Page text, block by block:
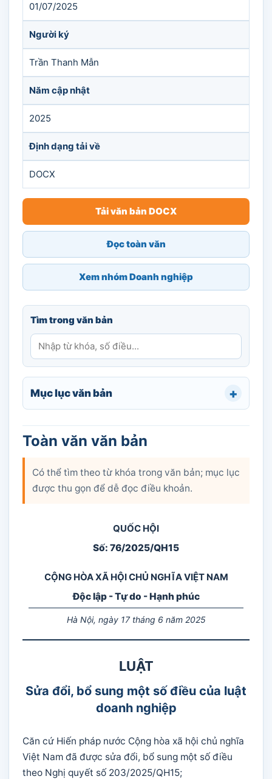
01/07/2025
Người ký
Trần Thanh Mẫn
Năm cập nhật
2025
Định dạng tải về
DOCX
Tải văn bản DOCX
Đọc toàn văn
Xem nhóm Doanh nghiệp
Tìm trong văn bản
Mục lục văn bản
Toàn văn văn bản
Có thể tìm theo từ khóa trong văn bản; mục lục
được thu gọn để dễ đọc điều khoản.
QUỐC HỘI
Số: 76/2025/QH15
CỘNG HÒA XÃ HỘI CHỦ NGHĨA VIỆT NAM
Độc lập - Tự do - Hạnh phúc
Hà Nội, ngày 17 tháng 6 năm 2025
LUẬT
Sửa đổi, bổ sung một số điều của luật
doanh nghiệp
Căn cứ Hiến pháp nước Cộng hòa xã hội chủ nghĩa
Việt Nam đã được sửa đổi, bổ sung một số điều
theo Nghị quyết số 203/2025/QH15;